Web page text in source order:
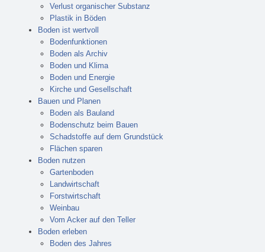
Verlust organischer Substanz
Plastik in Böden
Boden ist wertvoll
Bodenfunktionen
Boden als Archiv
Boden und Klima
Boden und Energie
Kirche und Gesellschaft
Bauen und Planen
Boden als Bauland
Bodenschutz beim Bauen
Schadstoffe auf dem Grundstück
Flächen sparen
Boden nutzen
Gartenboden
Landwirtschaft
Forstwirtschaft
Weinbau
Vom Acker auf den Teller
Boden erleben
Boden des Jahres